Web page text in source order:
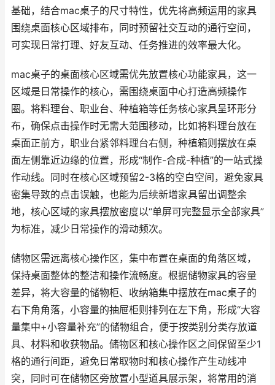
基础，结合mac桌子的尺寸特性，优先将高频运用的家具
围绕桌面核心区域排布，同时预留社交互动的通行空间，
可实现日常打理、好友互动、任务推进的效率最大化。
mac桌子的桌面核心区域需优先放置核心功能家具，这一
区域是日常操作的核心，需围绕桌面中心打造高频操作
圈。将料理台、职业台、种植箱等任务核心家具呈环形分
布，确保点击操作时无需大范围移动，比如将料理台放在
桌面正前方，职业台紧邻料理台右侧，种植箱则摆放在桌
面左侧靠近边缘的位置，形成“制作-合成-种植”的一站式操
作动线。同时在核心区域预留2-3格的空白空间，避免家具
密集导致的点击误触，也能为后续新增家具留出调整余
地，核心区域的家具摆放密度以“单屏可完整显示全部家具”
为标准，减少日常操作的滑动频次。
储物区需远离核心操作区，集中布置在桌面的角落区域，
保持桌面整体的整洁和操作流畅度。根据储物家具的容量
差异，将大容量的储物柜、收纳箱集中摆放在mac桌子的
右下角角落，小容量的抽屉柜则排列在左下角，形成“大容
量集中+小容量补充”的储物组合，便于按类别分类存放道
具、材料和收获物品。储物区和核心操作区之间保留至少1
格的通行间距，避免日常取物时和核心操作产生动线冲
突，同时可在储物区旁放置小型道具展示架，将常用的消